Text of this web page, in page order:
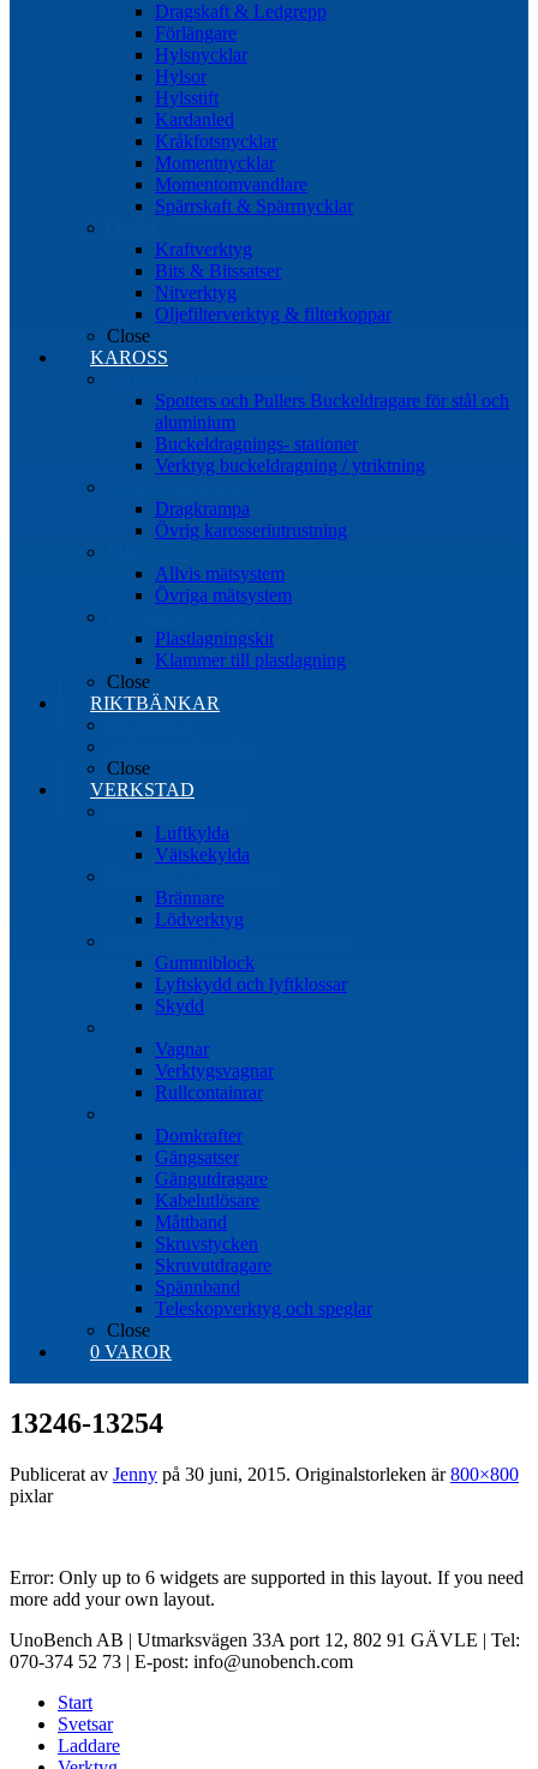
Dragskaft & Ledgrepp
Förlängare
Hylsnycklar
Hylsor
Hylsstift
Kardanled
Kråkfotsnycklar
Momentnycklar
Momentomvandlare
Spärrskaft & Spärrnycklar
Kraftverktyg
Bits & Bitssatser
Nitverktyg
Oljefilterverktyg & filterkoppar
Close
KAROSS
Spotters och Pullers Buckeldragare för stål och
aluminium
Buckeldragnings- stationer
Verktyg buckeldragning / ytriktning
Dragkrampa
Övrig karosseriutrustning
Allvis mätsystem
Övriga mätsystem
Plastlagningskit
Klammer till plastlagning
Close
RIKTBÄNKAR
Close
VERKSTAD
Luftkylda
Vätskekylda
Brännare
Lödverktyg
Gummiblock
Lyftskydd och lyftklossar
Skydd
Vagnar
Verktygsvagnar
Rullcontainrar
Domkrafter
Gängsatser
Gängutdragare
Kabelutlösare
Måttband
Skruvstycken
Skruvutdragare
Spännband
Teleskopverktyg och speglar
Close
0 VAROR
13246-13254
Publicerat av Jenny på 30 juni, 2015. Originalstorleken är800×800
pixlar
Error: Only up to 6 widgets are supported in this layout. If you need
more add your own layout.
UnoBench AB | Utmarksvägen 33A port 12, 802 91 GÄVLE | Tel:
070-374 52 73 | E-post: info@unobench.com
Start
Svetsar
Laddare